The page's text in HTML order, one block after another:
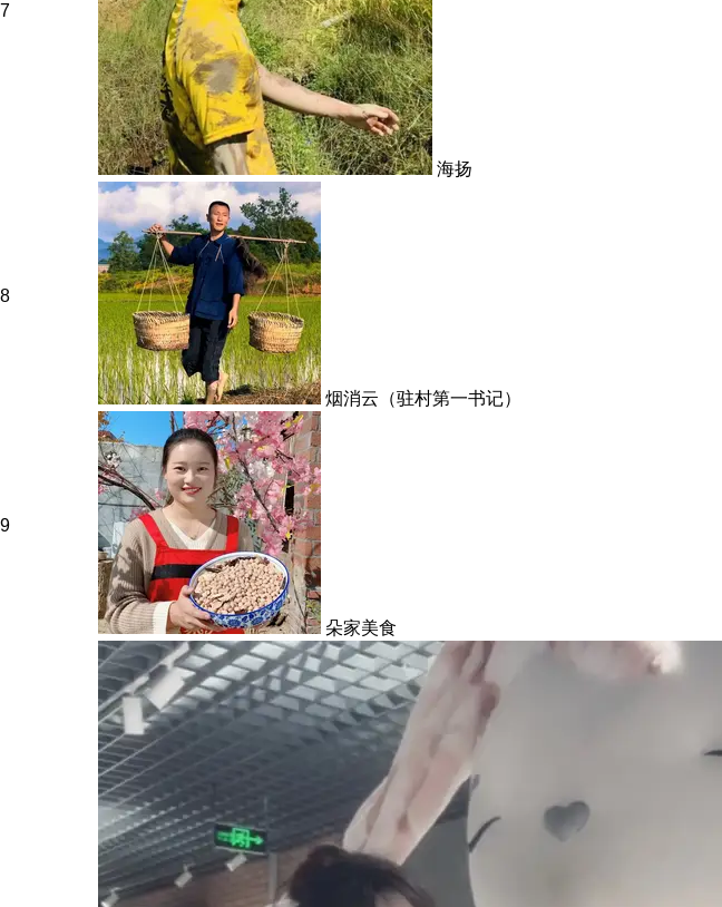
7
海扬
8
烟消云（驻村第一书记）
9
朵家美食